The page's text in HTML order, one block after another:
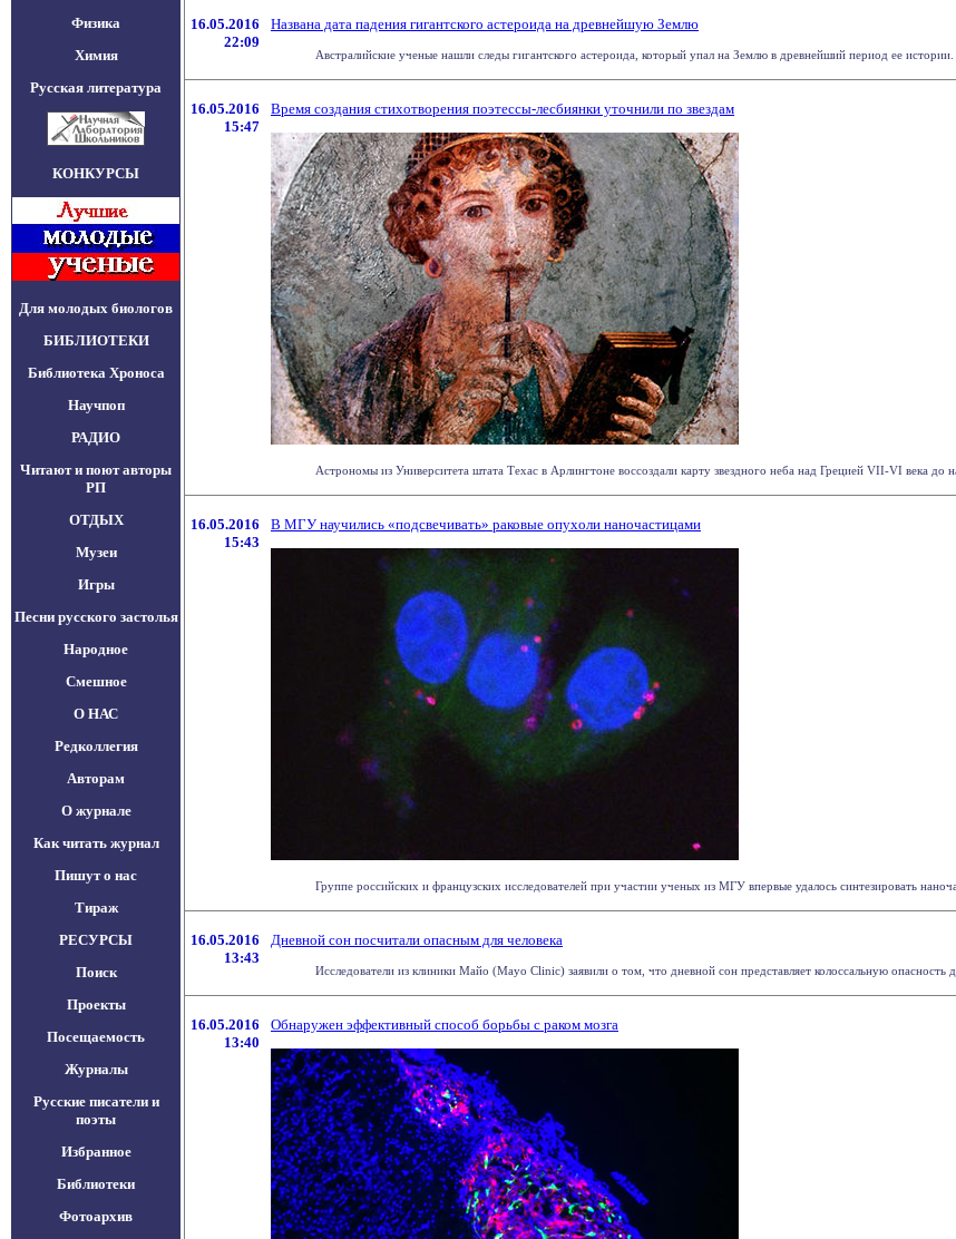
Физика
Химия
Русская литература
КОНКУРСЫ
Для молодых биологов
БИБЛИОТЕКИ
Библиотека Хроноса
Научпоп
РАДИО
Читают и поют авторы
РП
ОТДЫХ
Музеи
Игры
Песни русского застолья
Народное
Смешное
О НАС
Редколлегия
Авторам
О журнале
Как читать журнал
Пишут о нас
Тираж
РЕСУРСЫ
Поиск
Проекты
Посещаемость
Журналы
Русские писатели и
поэты
Избранное
Библиотеки
Фотоархив
16.05.2016
22:09
Названа дата падения гигантского астероида на древнейшую Землю
Австралийские ученые нашли следы гигантского астероида, который упал на Землю в древнейший период ее
16.05.2016
15:47
Время создания стихотворения поэтессы-лесбиянки уточнили по звездам
Астрономы из Университета штата Техас в Арлингтоне воссоздали карту звездного неба над Грецией VII-VI века до
16.05.2016
15:43
В МГУ научились «подсвечивать» раковые опухоли наночастицами
Группе российских и французских исследователей при участии ученых из МГУ впервые удалось синтезировать
16.05.2016
13:43
Дневной сон посчитали опасным для человека
Исследователи из клиники Майо (Mayo Clinic) заявили о том, что дневной сон представляет колоссальную опасность
16.05.2016
13:40
Обнаружен эффективный способ борьбы с раком мозга